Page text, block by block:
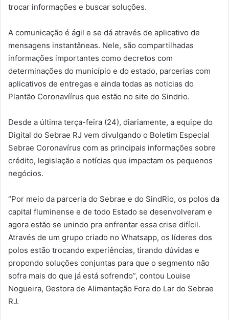
trocar informações e buscar soluções.
A comunicação é ágil e se dá através de aplicativo de
mensagens instantâneas. Nele, são compartilhadas
informações importantes como decretos com
determinações do município e do estado, parcerias com
aplicativos de entregas e ainda todas as noticias do
Plantão Coronavíírus que estão no site do Sindrio.
Desde a última terça-feira (24), diariamente, a equipe do
Digital do Sebrae RJ vem divulgando o Boletim Especial
Sebrae Coronavírus com as principais informações sobre
crédito, legislação e notícias que impactam os pequenos
negócios.
“Por meio da parceria do Sebrae e do SindRio, os polos da
capital fluminense e de todo Estado se desenvolveram e
agora estão se unindo pra enfrentar essa crise difícil.
Através de um grupo criado no Whatsapp, os líderes dos
polos estão trocando experiências, tirando dúvidas e
propondo soluções conjuntas para que o segmento não
sofra mais do que já está sofrendo”, contou Louise
Nogueira, Gestora de Alimentação Fora do Lar do Sebrae
RJ.